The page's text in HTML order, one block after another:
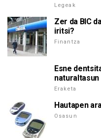
Legeak
Zer da BIC
iritsi?
Finantza
Esne
Eraketa
Hautapen
Osasun